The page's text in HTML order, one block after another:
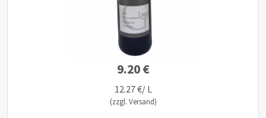
9.20 €
12.27 €/ L
(zzgl. Versand)